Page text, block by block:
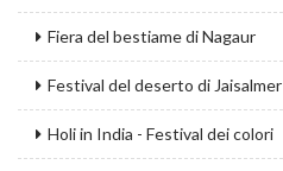
Fiera del bestiame di Nagaur
Festival del deserto di Jaisalmer
Holi in India - Festival dei colori